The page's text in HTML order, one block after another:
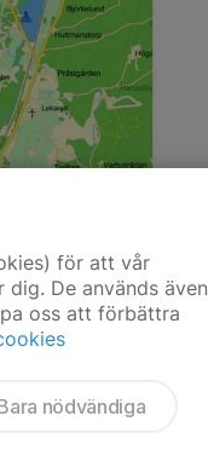
Kronobergshed
för att vår
De används även
oss att förbättra
nödvändiga